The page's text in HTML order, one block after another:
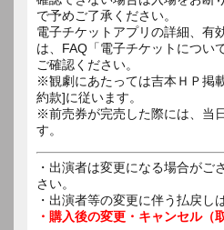
で予めご了承ください。
電子チケットアプリの詳細、有
は、FAQ「電子チケットについ
ご確認ください。
※観劇にあたっては吉本ＨＰ掲
約款]に従います。
※前売券が完売した際には、当
す。
・出演者は変更になる場合がご
さい。
・出演者等の変更に伴う払戻し
・購入後の変更・キャンセル（